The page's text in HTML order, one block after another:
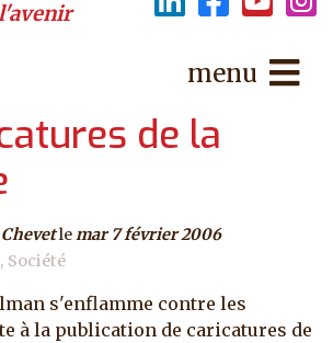
menu
de la
lemar 7 février 2006
Société
s'enflamme contre les
à la publication de caricatures de